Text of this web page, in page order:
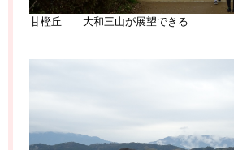
甘樫丘 大和三山が展望できる